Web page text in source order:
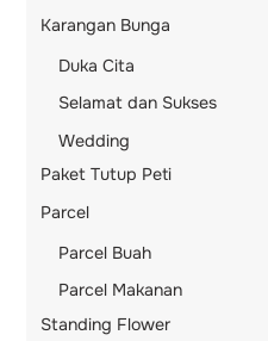
Karangan Bunga
Duka Cita
Selamat dan Sukses
Wedding
Paket Tutup Peti
Parcel
Parcel Buah
Parcel Makanan
Standing Flower